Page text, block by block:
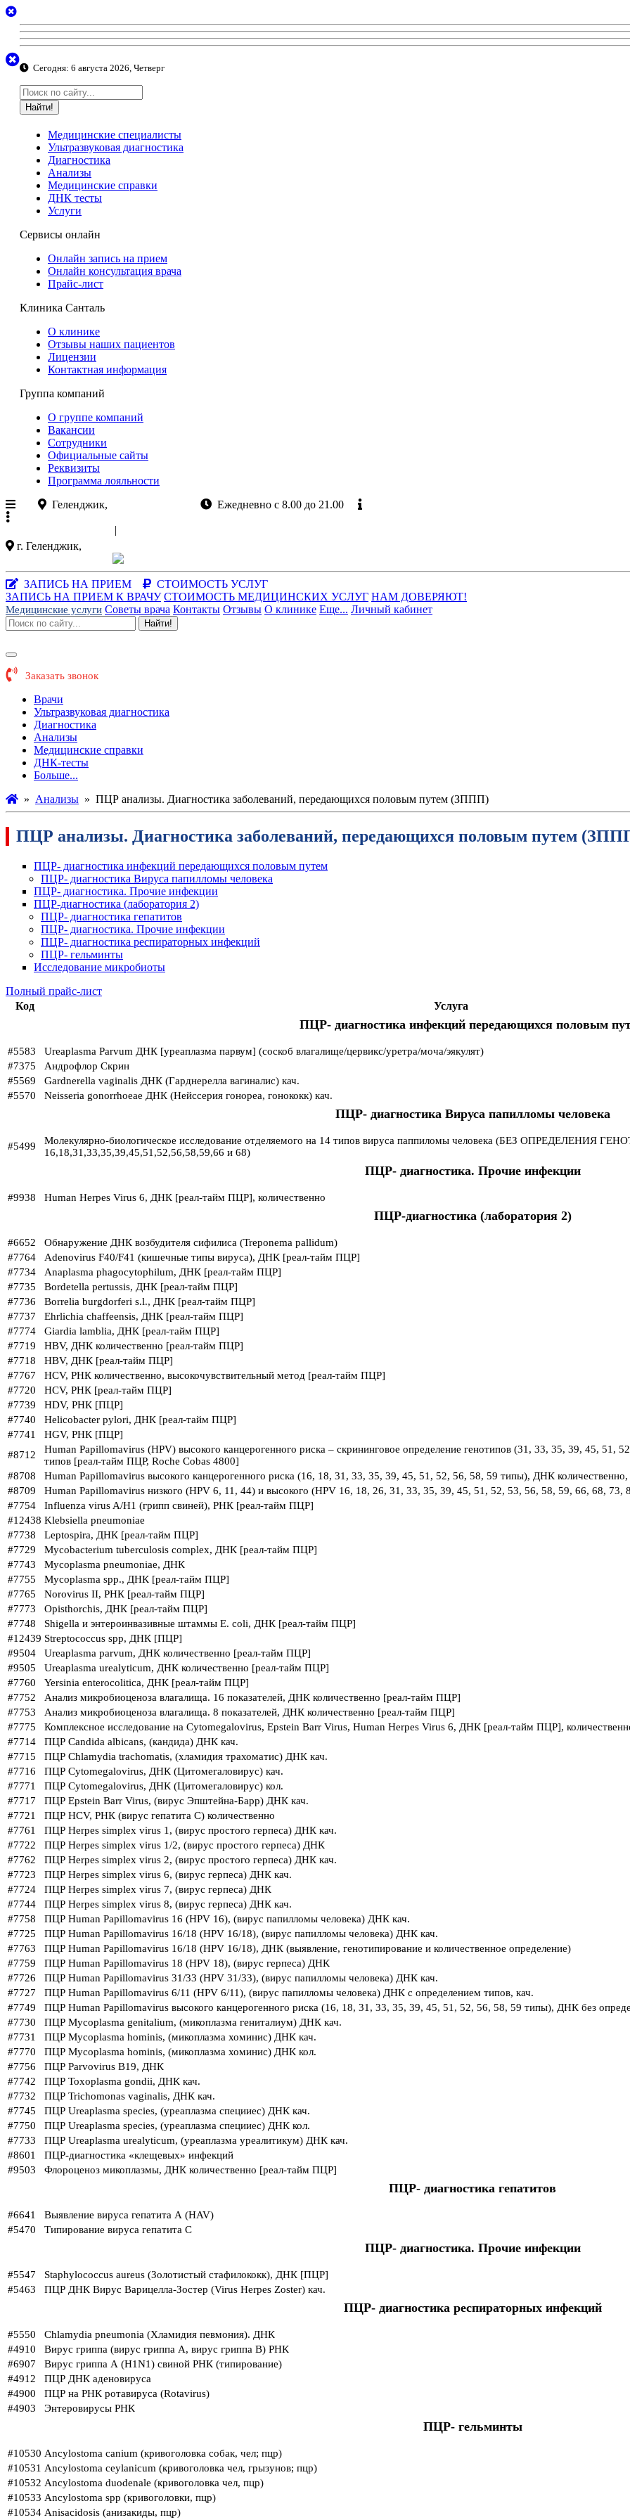
Сегодня: 6 августа 2026, Четверг
Найти!
Медицинские специалисты
Ультразвуковая диагностика
Диагностика
Анализы
Медицинские справки
ДНК тесты
Услуги
Сервисы онлайн
Онлайн запись на прием
Онлайн консультация врача
Прайс-лист
Клиника Санталь
О клинике
Отзывы наших пациентов
Лицензии
Контактная информация
Группа компаний
О группе компаний
Вакансии
Сотрудники
Официальные сайты
Реквизиты
Программа лояльности
Геленджик,
Ежедневно с 8.00 до 21.00
|
г. Геленджик,
ЗАПИСЬ НА ПРИЕМ
СТОИМОСТЬ УСЛУГ
ЗАПИСЬ НА ПРИЕМ К ВРАЧУ СТОИМОСТЬ МЕДИЦИНСКИХ УСЛУГ НАМ ДОВЕРЯЮТ!
Медицинские услуги Советы врача Контакты Отзывы О клинике Еще... Личный кабинет
Найти!
Заказать звонок
Врачи
Ультразвуковая диагностика
Диагностика
Анализы
Медицинские справки
ДНК-тесты
Больше...
» Анализы » ПЦР анализы. Диагностика заболеваний, передающихся половым путем (ЗППП)
ПЦР анализы. Диагностика заболеваний, передающихся половым путем
ПЦР- диагностика инфекций передающихся половым путем
ПЦР- диагностика Вируса папилломы человека
ПЦР- диагностика. Прочие инфекции
ПЦР-диагностика (лаборатория 2)
ПЦР- диагностика гепатитов
ПЦР- диагностика. Прочие инфекции
ПЦР- диагностика респираторных инфекций
ПЦР- гельминты
Исследование микробиоты
Полный прайс-лист
Код
Услуга
ПЦР- диагностика инфекций передающихся половым
#5583
Ureaplasma Parvum ДНК [уреаплазма парвум] (соскоб влагалище/цервикс/уретра/моча/эякулят)
#7375
Андрофлор Скрин
#5569
Gardnerella vaginalis ДНК (Гарднерелла вагиналис) кач.
#5570
Neisseria gonorrhoeae ДНК (Нейссерия гонореа, гонококк) кач.
ПЦР- диагностика Вируса папилломы человека
#5499
Молекулярно-биологическое исследование отделяемого на 14 типов вируса паппиломы человека (БЕЗ ОПРЕДЕЛЕНИЯ
16,18,31,33,35,39,45,51,52,56,58,59,66 и 68)
ПЦР- диагностика. Прочие инфекции
#9938 Human Herpes Virus 6, ДНК [реал-тайм ПЦР], количественно
ПЦР-диагностика (лаборатория 2)
#6652
Обнаружение ДНК возбудителя сифилиса (Treponema pallidum)
#7764
Adenovirus F40/F41 (кишечные типы вируса), ДНК [реал-тайм ПЦР]
#7734
Anaplasma phagocytophilum, ДНК [реал-тайм ПЦР]
#7735
Bordetella pertussis, ДНК [реал-тайм ПЦР]
#7736
Borrelia burgdorferi s.l., ДНК [реал-тайм ПЦР]
#7737
Ehrlichia chaffeensis, ДНК [реал-тайм ПЦР]
#7774
Giardia lamblia, ДНК [реал-тайм ПЦР]
#7719
HBV, ДНК количественно [реал-тайм ПЦР]
#7718
HBV, ДНК [реал-тайм ПЦР]
#7767
HCV, РНК количественно, высокочувствительный метод [реал-тайм ПЦР]
#7720
HCV, РНК [реал-тайм ПЦР]
#7739
HDV, РНК [ПЦР]
#7740
Helicobacter pylori, ДНК [реал-тайм ПЦР]
#7741
HGV, РНК [ПЦР]
#8712
Human Papillomavirus (HPV) высокого канцерогенного риска – скрининговое определение генотипов (31, 33, 35, 39, 45, 51,
типов [реал-тайм ПЦР, Roche Cobas 4800]
#8708
Human Papillomavirus высокого канцерогенного риска (16, 18, 31, 33, 35, 39, 45, 51, 52, 56, 58, 59 типы), ДНК
#8709
Human Papillomavirus низкого (HPV 6, 11, 44) и высокого (HPV 16, 18, 26, 31, 33, 35, 39, 45, 51, 52, 53, 56, 58, 59, 66, 68, 73,
#7754
Influenza virus A/H1 (грипп свиней), РНК [реал-тайм ПЦР]
#12438 Klebsiella pneumoniae
#7738
Leptospira, ДНК [реал-тайм ПЦР]
#7729
Mycobacterium tuberculosis complex, ДНК [реал-тайм ПЦР]
#7743
Mycoplasma pneumoniae, ДНК
#7755
Mycoplasma spp., ДНК [реал-тайм ПЦР]
#7765
Norovirus II, РНК [реал-тайм ПЦР]
#7773
Opisthorchis, ДНК [реал-тайм ПЦР]
#7748
Shigella и энтероинвазивные штаммы E. coli, ДНК [реал-тайм ПЦР]
#12439 Streptococcus spp, ДНК [ПЦР]
#9504
Ureaplasma parvum, ДНК количественно [реал-тайм ПЦР]
#9505
Ureaplasma urealyticum, ДНК количественно [реал-тайм ПЦР]
#7760
Yersinia enterocolitica, ДНК [реал-тайм ПЦР]
#7752
Анализ микробиоценоза влагалища. 16 показателей, ДНК количественно [реал-тайм ПЦР]
#7753
Анализ микробиоценоза влагалища. 8 показателей, ДНК количественно [реал-тайм ПЦР]
#7775
Комплексное исследование на Cytomegalovirus, Epstein Barr Virus, Human Herpes Virus 6, ДНК [реал-тайм ПЦР],
#7714
ПЦР Candida albicans, (кандида) ДНК кач.
#7715
ПЦР Chlamydia trachomatis, (хламидия трахоматис) ДНК кач.
#7716
ПЦР Cytomegalovirus, ДНК (Цитомегаловирус) кач.
#7771
ПЦР Cytomegalovirus, ДНК (Цитомегаловирус) кол.
#7717
ПЦР Epstein Barr Virus, (вирус Эпштейна-Барр) ДНК кач.
#7721
ПЦР HCV, РНК (вирус гепатита C) количественно
#7761
ПЦР Herpes simplex virus 1, (вирус простого герпеса) ДНК кач.
#7722
ПЦР Herpes simplex virus 1/2, (вирус простого герпеса) ДНК
#7762
ПЦР Herpes simplex virus 2, (вирус простого герпеса) ДНК кач.
#7723
ПЦР Herpes simplex virus 6, (вирус герпеса) ДНК кач.
#7724
ПЦР Herpes simplex virus 7, (вирус герпеса) ДНК
#7744
ПЦР Herpes simplex virus 8, (вирус герпеса) ДНК кач.
#7758
ПЦР Human Papillomavirus 16 (HPV 16), (вирус папилломы человека) ДНК кач.
#7725
ПЦР Human Papillomavirus 16/18 (HPV 16/18), (вирус папилломы человека) ДНК кач.
#7763
ПЦР Human Papillomavirus 16/18 (HPV 16/18), ДНК (выявление, генотипирование и количественное определение)
#7759
ПЦР Human Papillomavirus 18 (HPV 18), (вирус герпеса) ДНК
#7726
ПЦР Human Papillomavirus 31/33 (HPV 31/33), (вирус папилломы человека) ДНК кач.
#7727
ПЦР Human Papillomavirus 6/11 (HPV 6/11), (вирус папилломы человека) ДНК с определением типов, кач.
#7749
ПЦР Human Papillomavirus высокого канцерогенного риска (16, 18, 31, 33, 35, 39, 45, 51, 52, 56, 58, 59 типы), ДНК без
#7730
ПЦР Mycoplasma genitalium, (микоплазма гениталиум) ДНК кач.
#7731
ПЦР Mycoplasma hominis, (микоплазма хоминис) ДНК кач.
#7770
ПЦР Mycoplasma hominis, (микоплазма хоминис) ДНК кол.
#7756
ПЦР Parvovirus B19, ДНК
#7742
ПЦР Toxoplasma gondii, ДНК кач.
#7732
ПЦР Trichomonas vaginalis, ДНК кач.
#7745
ПЦР Ureaplasma species, (уреаплазма специиес) ДНК кач.
#7750
ПЦР Ureaplasma species, (уреаплазма специиес) ДНК кол.
#7733
ПЦР Ureaplasma urealyticum, (уреаплазма уреалитикум) ДНК кач.
#8601
ПЦР-диагностика «клещевых» инфекций
#9503
Флороценоз микоплазмы, ДНК количественно [реал-тайм ПЦР]
ПЦР- диагностика гепатитов
#6641
Выявление вируса гепатита А (HAV)
#5470
Типирование вируса гепатита С
ПЦР- диагностика. Прочие инфекции
#5547
Staphylococcus aureus (Золотистый стафилококк), ДНК [ПЦР]
#5463
ПЦР ДНК Вирус Варицелла-Зостер (Virus Herpes Zoster) кач.
ПЦР- диагностика респираторных инфекций
#5550
Chlamydia pneumonia (Хламидия певмония). ДНК
#4910
Вирус гриппа (вирус гриппа А, вирус гриппа В) РНК
#6907
Вирус гриппа А (H1N1) свиной РНК (типирование)
#4912
ПЦР ДНК аденовируса
#4900
ПЦР на РНК ротавируса (Rotavirus)
#4903
Энтеровирусы РНК
ПЦР- гельминты
#10530 Ancylostoma canium (кривоголовка собак, чел; пцр)
#10531 Ancylostoma ceylanicum (кривоголовка чел, грызунов; пцр)
#10532 Ancylostoma duodenale (кривоголовка чел, пцр)
#10533 Ancylostoma spp (кривоголовки, пцр)
#10534 Anisacidosis (анизакиды, пцр)